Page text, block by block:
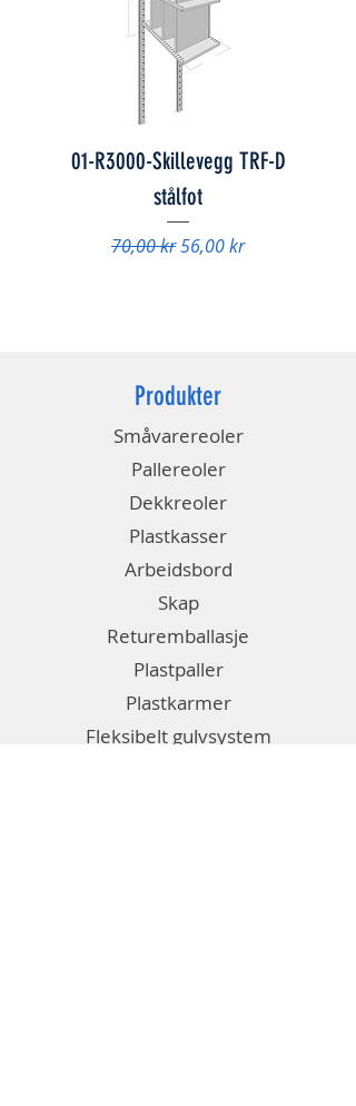
01-R3000-Skillevegg TRF-D
stålfot
Vanlig pris
70,00 krSalgspris
56,00 kr
Produkter
Småvarereoler
Pallereoler
Dekkreoler
Plastkasser
Arbeidsbord
Skap
Returemballasje
Plastpaller
Plastkarmer
Fleksibelt gulvsystem